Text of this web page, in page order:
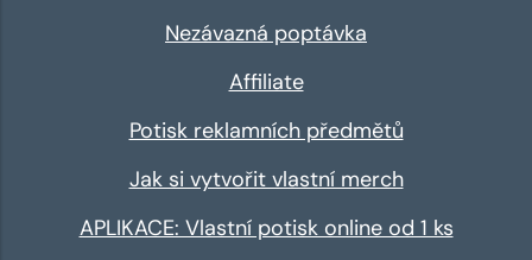
Nezávazná poptávka
Affiliate
Potisk reklamních předmětů
Jak si vytvořit vlastní merch
APLIKACE: Vlastní potisk online od 1 ks